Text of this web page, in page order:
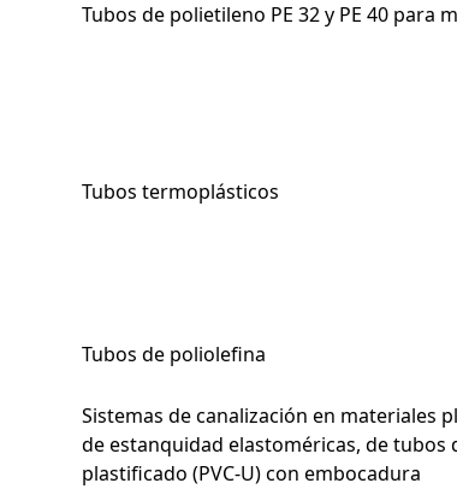
Tubos de polietileno PE 32 y PE 40 para
Tubos termoplásticos
Tubos de poliolefina
Sistemas de canalización en materiales
de estanquidad elastoméricas, de tubos
plastificado (PVC-U) con embocadura